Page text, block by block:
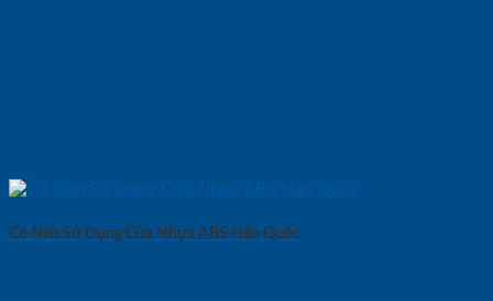
Có Nên Sử Dụng Cửa Nhựa ABS Hàn Quốc